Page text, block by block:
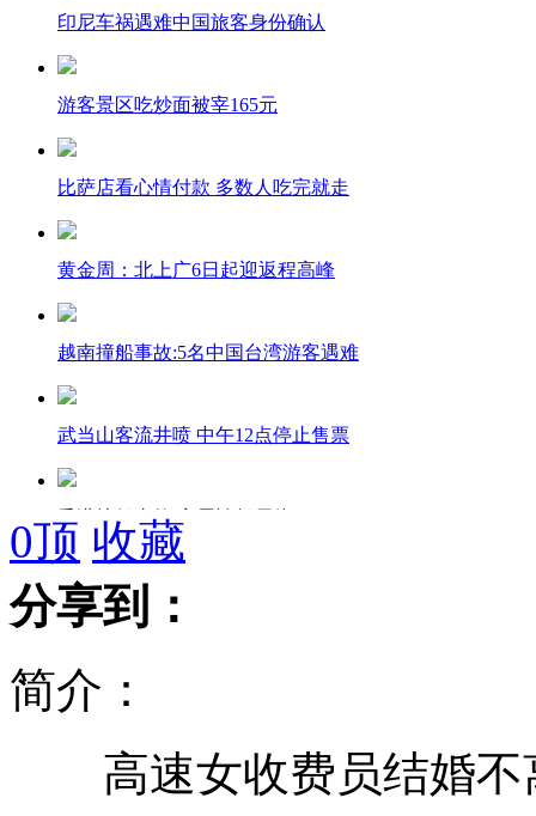
印尼车祸遇难中国旅客身份确认
游客景区吃炒面被宰165元
比萨店看心情付款 多数人吃完就走
黄金周：北上广6日起迎返程高峰
越南撞船事故:5名中国台湾游客遇难
武当山客流井喷 中午12点停止售票
香港撞船事故:家属认领尸体
香港撞船事件预计赔偿金额逾亿
鼓浪屿多只船舶起火 原因调查中
香港撞船事故罹难者多属遇溺
0顶 收藏
分享到：
简介：
高速女收费员结婚不